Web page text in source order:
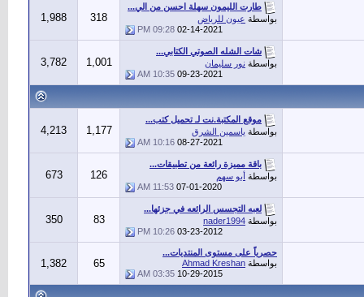
طارت الليمون سهلة احسن من الي...
بواسطة عيون للرياض
02-14-2021
09:28 PM
318
1,988
شات الشله الصوتي الكتابي...
بواسطة نور سليمان
09-23-2021
10:35 AM
1,001
3,782
موقع المكتبة.نت لـ تحميل كتب...
بواسطة ياسمين الشرق
08-27-2021
10:16 AM
1,177
4,213
باقة مميزة رائعة من تطبيقات...
بواسطة أبو سهم
07-01-2020
11:53 AM
126
673
لعبه التجسس الرائعه في جزئها...
بواسطة nader1994
03-23-2012
10:26 PM
83
350
حصرياً على مستوى المنتديات...
بواسطة Ahmad Kreshan
10-29-2015
03:35 AM
65
1,382